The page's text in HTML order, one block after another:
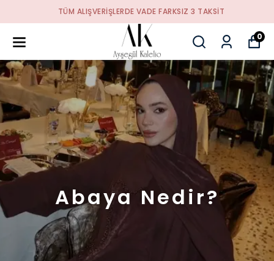
TÜM ALIŞVERIŞLERDE VADE FARKSIZ 3 TAKSIT
0
Abaya Nedir?